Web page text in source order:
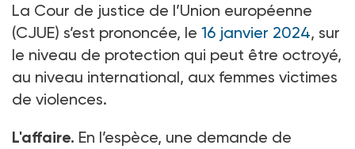
La Cour de justice de l’Union européenne
(CJUE) s’est prononcée, le 16 janvier 2024, sur
le niveau de protection qui peut être octroyé,
au niveau international, aux femmes victimes
de violences.
L'affaire. En l’espèce, une demande de